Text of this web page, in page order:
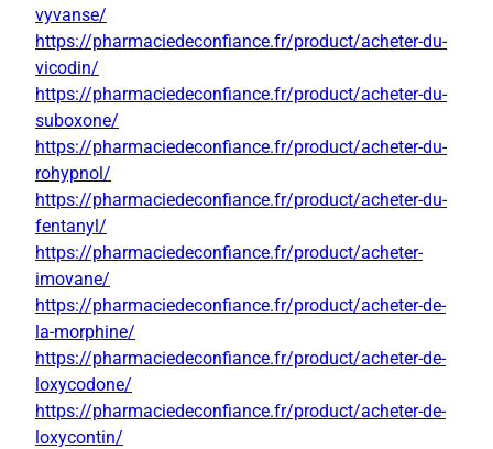
vyvanse/
https://pharmaciedeconfiance.fr/product/acheter-du-
vicodin/
https://pharmaciedeconfiance.fr/product/acheter-du-
suboxone/
https://pharmaciedeconfiance.fr/product/acheter-du-
rohypnol/
https://pharmaciedeconfiance.fr/product/acheter-du-
fentanyl/
https://pharmaciedeconfiance.fr/product/acheter-
imovane/
https://pharmaciedeconfiance.fr/product/acheter-de-
la-morphine/
https://pharmaciedeconfiance.fr/product/acheter-de-
loxycodone/
https://pharmaciedeconfiance.fr/product/acheter-de-
loxycontin/